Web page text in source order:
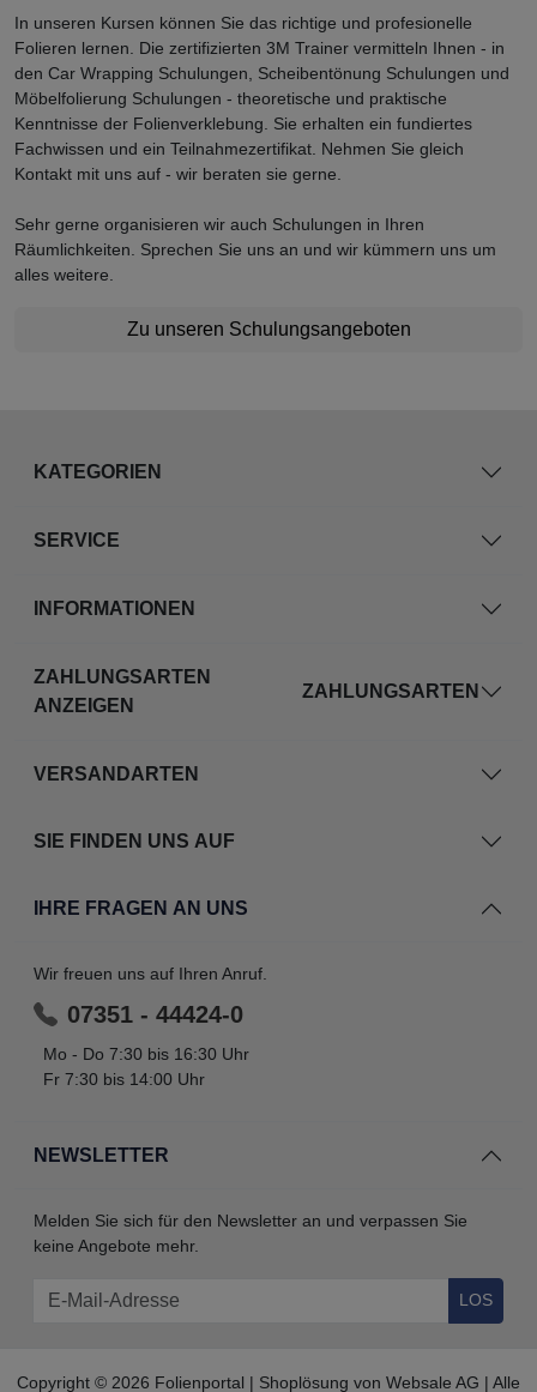
In unseren Kursen können Sie das richtige und profesionelle
Folieren lernen. Die zertifizierten 3M Trainer vermitteln Ihnen - in
den Car Wrapping Schulungen, Scheibentönung Schulungen und
Möbelfolierung Schulungen - theoretische und praktische
Kenntnisse der Folienverklebung. Sie erhalten ein fundiertes
Fachwissen und ein Teilnahmezertifikat. Nehmen Sie gleich
Kontakt mit uns auf - wir beraten sie gerne.
Sehr gerne organisieren wir auch Schulungen in Ihren
Räumlichkeiten. Sprechen Sie uns an und wir kümmern uns um
alles weitere.
Zu unseren Schulungsangeboten
KATEGORIEN
SERVICE
INFORMATIONEN
NEWSLETTER
Melden Sie sich für den Newsletter an und verpassen Sie
keine Angebote mehr.
LOS
ZAHLUNGSARTEN
ANZEIGEN
ZAHLUNGSARTEN
VERSANDARTEN
SIE FINDEN UNS AUF
IHRE FRAGEN AN UNS
Wir freuen uns auf Ihren Anruf.
07351 - 44424-0
Mo - Do 7:30 bis 16:30 Uhr
Fr 7:30 bis 14:00 Uhr
Copyright © 2026 Folienportal | Shoplösung von Websale AG | Alle